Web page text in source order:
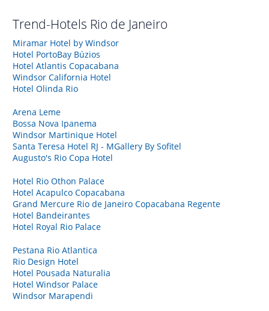
Trend-Hotels Rio de Janeiro
Miramar Hotel by Windsor
Hotel PortoBay Búzios
Hotel Atlantis Copacabana
Windsor California Hotel
Hotel Olinda Rio
Arena Leme
Bossa Nova Ipanema
Windsor Martinique Hotel
Santa Teresa Hotel RJ - MGallery By Sofitel
Augusto's Rio Copa Hotel
Hotel Rio Othon Palace
Hotel Acapulco Copacabana
Grand Mercure Rio de Janeiro Copacabana Regente
Hotel Bandeirantes
Hotel Royal Rio Palace
Pestana Rio Atlantica
Rio Design Hotel
Hotel Pousada Naturalia
Hotel Windsor Palace
Windsor Marapendi